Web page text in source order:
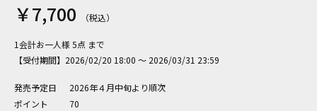
￥7,700
1会計お一人様 5点 まで
【受付期間】2026/02/20 18:00 ～ 2026/03/31 23:59
発売予定日
2026年４月中旬より順次
ポイント
70